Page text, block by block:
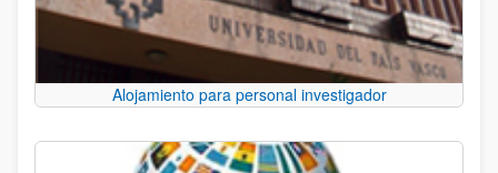
Alojamiento para personal investigador